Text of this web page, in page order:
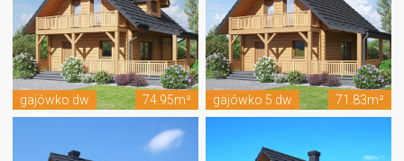
gajówko dw 74.95m² gajówko 5 dw 71.83m²